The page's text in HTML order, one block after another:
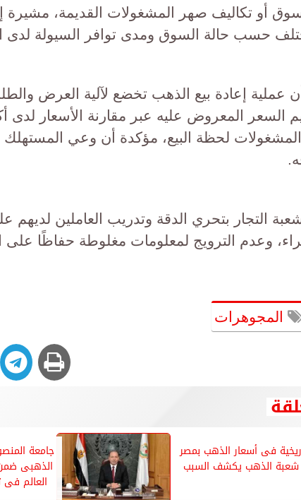
أو تكاليف صهر المشغولات القديمة، مشيرة
حسب حالة السوق ومدى توافر السيولة لدى
إعادة بيع الذهب تخضع لآلية العرض
السعر المعروض عليه عبر مقارنة الأسعار لدى
لحظة البيع، مؤكدة أن وعي المستهلك
التجار بتحري الدقة وتدريب العاملين لديهم
وعدم الترويج لمعلومات مغلوطة حفاظًا
المجوهرات
فى أسعار الذهب بمصر
شعبة الذهب يكشف السبب
جامعة
العالم